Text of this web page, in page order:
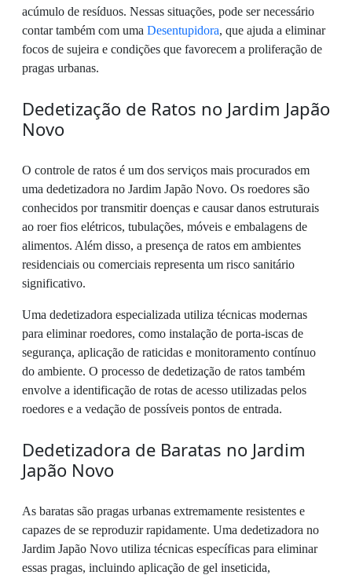
acúmulo de resíduos. Nessas situações, pode ser necessário
contar também com uma Desentupidora, que ajuda a eliminar
focos de sujeira e condições que favorecem a proliferação de
pragas urbanas.
Dedetização de Ratos no Jardim Japão
Novo
O controle de ratos é um dos serviços mais procurados em
uma dedetizadora no Jardim Japão Novo. Os roedores são
conhecidos por transmitir doenças e causar danos estruturais
ao roer fios elétricos, tubulações, móveis e embalagens de
alimentos. Além disso, a presença de ratos em ambientes
residenciais ou comerciais representa um risco sanitário
significativo.
Uma dedetizadora especializada utiliza técnicas modernas
para eliminar roedores, como instalação de porta-iscas de
segurança, aplicação de raticidas e monitoramento contínuo
do ambiente. O processo de dedetização de ratos também
envolve a identificação de rotas de acesso utilizadas pelos
roedores e a vedação de possíveis pontos de entrada.
Dedetizadora de Baratas no Jardim
Japão Novo
As baratas são pragas urbanas extremamente resistentes e
capazes de se reproduzir rapidamente. Uma dedetizadora no
Jardim Japão Novo utiliza técnicas específicas para eliminar
essas pragas, incluindo aplicação de gel inseticida,